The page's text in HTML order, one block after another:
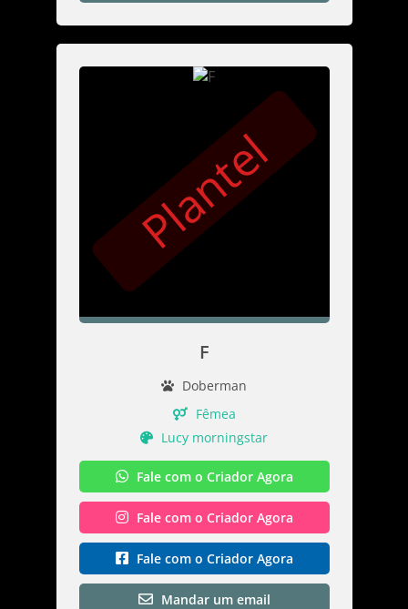
Plantel
F
Doberman
Fêmea
Lucy morningstar
Fale com o Criador Agora
Fale com o Criador Agora
Fale com o Criador Agora
Mandar um email